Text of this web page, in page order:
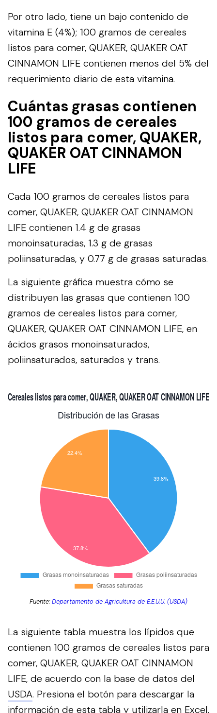
Por otro lado, tiene un bajo contenido de
vitamina E (4%); 100 gramos de cereales
listos para comer, QUAKER, QUAKER OAT
CINNAMON LIFE contienen menos del 5% del
requerimiento diario de esta vitamina.
Cuántas grasas contienen
100 gramos de cereales
listos para comer, QUAKER,
QUAKER OAT CINNAMON
LIFE
Cada 100 gramos de cereales listos para
comer, QUAKER, QUAKER OAT CINNAMON
LIFE contienen 1.4 g de grasas
monoinsaturadas, 1.3 g de grasas
poliinsaturadas, y 0.77 g de grasas saturadas.
La siguiente gráfica muestra cómo se
distribuyen las grasas que contienen 100
gramos de cereales listos para comer,
QUAKER, QUAKER OAT CINNAMON LIFE, en
ácidos grasos monoinsaturados,
poliinsaturados, saturados y trans.
Fuente:Departamento de Agricultura de E.E.U.U. (USDA)
La siguiente tabla muestra los lípidos que
contienen 100 gramos de cereales listos para
comer, QUAKER, QUAKER OAT CINNAMON
LIFE, de acuerdo con la base de datos del
USDA. Presiona el botón para descargar la
información de esta tabla y utilizarla en Excel.